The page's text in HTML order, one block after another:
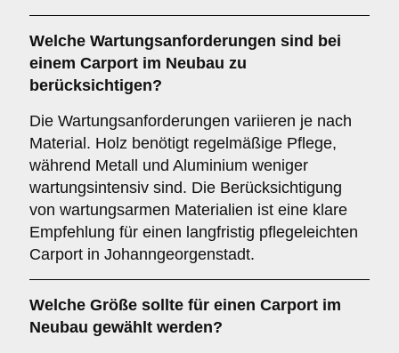
Welche Wartungsanforderungen sind bei
einem Carport im Neubau zu
berücksichtigen?
Die Wartungsanforderungen variieren je nach
Material. Holz benötigt regelmäßige Pflege,
während Metall und Aluminium weniger
wartungsintensiv sind. Die Berücksichtigung
von wartungsarmen Materialien ist eine klare
Empfehlung für einen langfristig pflegeleichten
Carport in Johanngeorgenstadt.
Welche Größe sollte für einen Carport im
Neubau gewählt werden?